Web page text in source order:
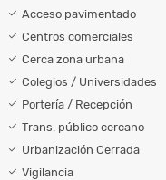
Acceso pavimentado
Centros comerciales
Cerca zona urbana
Colegios / Universidades
Portería / Recepción
Trans. público cercano
Urbanización Cerrada
Vigilancia